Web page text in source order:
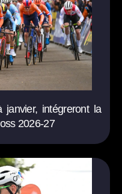
intégreront la
2026-27